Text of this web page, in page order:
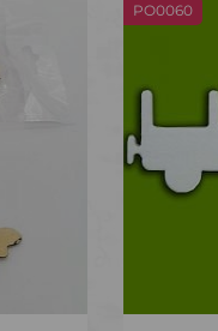
PO0060